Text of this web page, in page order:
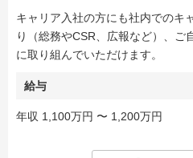
キャリア入社の方にも社内でのキ
り（総務やCSR、広報など）、ご
に取り組んでいただけます。
給与
年収 1,100万円 〜 1,200万円